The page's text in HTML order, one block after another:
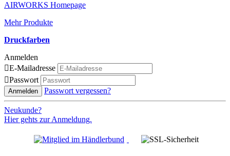
AIRWORKS Homepage
Mehr Produkte
Druckfarben
Anmelden
E-Mailadresse
Passwort
Anmelden Passwort vergessen?
Neukunde?
Hier gehts zur Anmeldung.